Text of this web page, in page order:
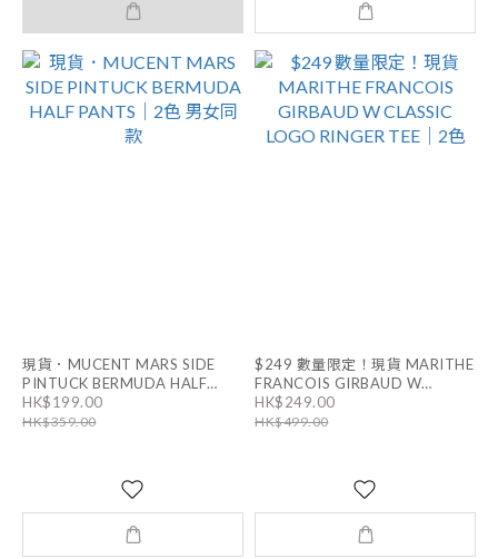
現貨．MUCENT MARS SIDE
PINTUCK BERMUDA HALF
PANTS｜2色 男女同款
HK$199.00
HK$359.00
$249 數量限定！現貨 MARITHE
FRANCOIS GIRBAUD W
CLASSIC LOGO RINGER TEE｜
2色
HK$249.00
HK$499.00